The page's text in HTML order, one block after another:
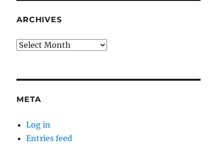
ARCHIVES
Archives
META
Log in
Entries feed